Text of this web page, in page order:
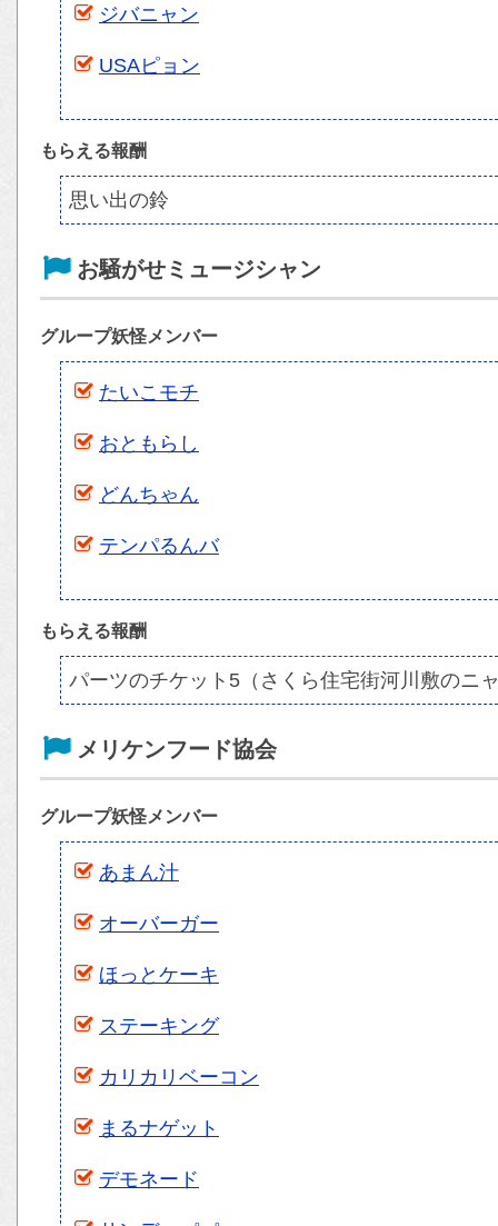
ジバニャン
USAピョン
もらえる報酬
思い出の鈴
お騒がせミュージシャン
グループ妖怪メンバー
たいこモチ
おともらし
どんちゃん
テンパるんバ
もらえる報酬
パーツのチケット5（さくら住宅街河川敷のニ
メリケンフード協会
グループ妖怪メンバー
あまん汁
オーバーガー
ほっとケーキ
ステーキング
カリカリベーコン
まるナゲット
デモネード